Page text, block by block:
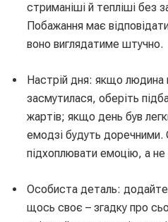
стриманіші й тепліші без
Побажання має
воно виглядатиме штучно.
Настрій дня: якщо людина
засмутилася, оберіть
жартів; якщо день був
емодзі будуть
підхоплювати емоцію, а
Особиста деталь:
щось своє – згадку про